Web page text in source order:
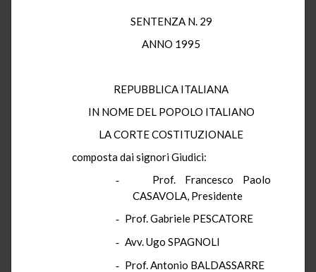
SENTENZA N. 29
ANNO 1995
REPUBBLICA ITALIANA
IN NOME DEL POPOLO ITALIANO
LA CORTE COSTITUZIONALE
composta dai signori Giudici:
-
Prof. Francesco Paolo
CASAVOLA, Presidente
- Prof. Gabriele PESCATORE
- Avv. Ugo SPAGNOLI
- Prof. Antonio BALDASSARRE